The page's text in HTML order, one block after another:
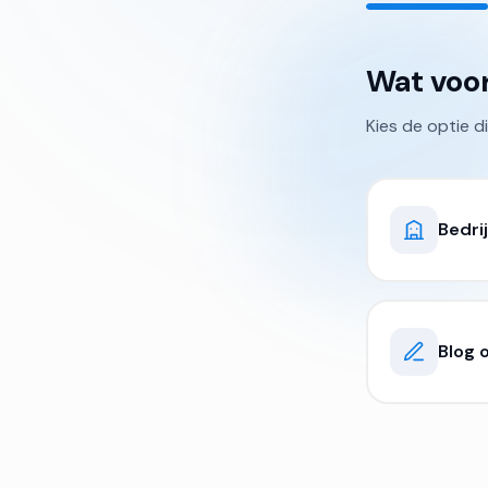
Wat
Kies de optie
Blog